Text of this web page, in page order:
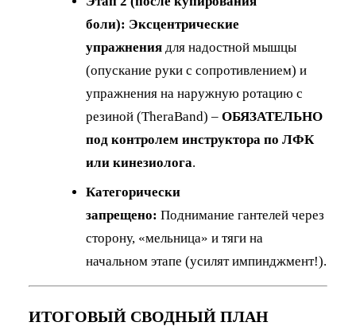
боли): Эксцентрические
упражнения для надостной мышцы
(опускание руки с сопротивлением) и
упражнения на наружную ротацию с
резиной (TheraBand) – ОБЯЗАТЕЛЬНО
под контролем инструктора по ЛФК
или кинезиолога.
Категорически
запрещено: Поднимание гантелей через
сторону, «мельница» и тяги на
начальном этапе (усилят импинджмент!).
ИТОГОВЫЙ СВОДНЫЙ ПЛАН